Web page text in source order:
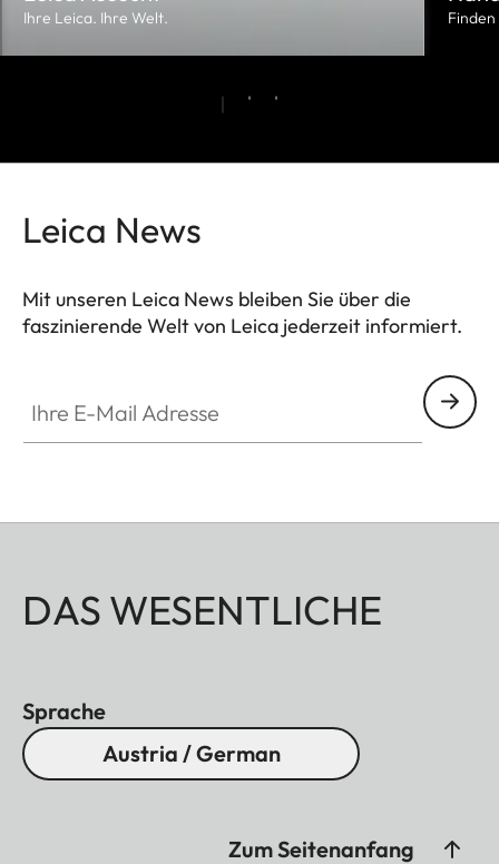
Ihre Leica. Ihre Welt.
Leica News
Mit unseren Leica News bleiben Sie über die
faszinierende Welt von Leica jederzeit informiert.
DAS WESENTLICHE
Sprache
Austria / German
Zum Seitenanfang